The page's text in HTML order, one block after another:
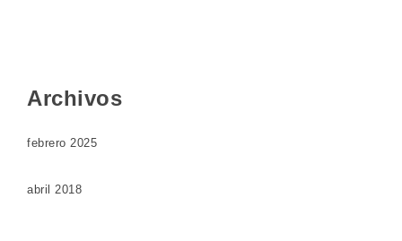
Archivos
febrero 2025
abril 2018